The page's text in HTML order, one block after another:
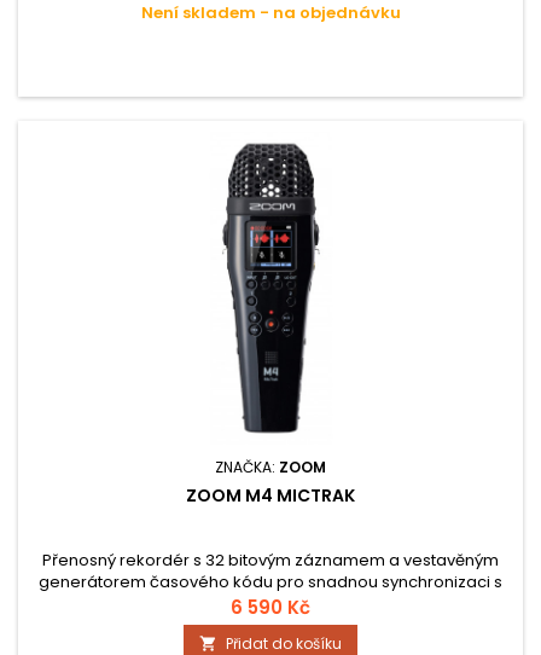
Není skladem - na objednávku
ZNAČKA: ZOOM
ZOOM M4 MICTRAK
Přenosný rekordér s 32 bitovým záznamem a vestavěným
generátorem časového kódu pro snadnou synchronizaci s
videem. Rekordér nabízí 4 stopy a představuje ideální řešení
jak pro hudebníky tak filmaře.
6 590 Kč
 Přidat do košíku